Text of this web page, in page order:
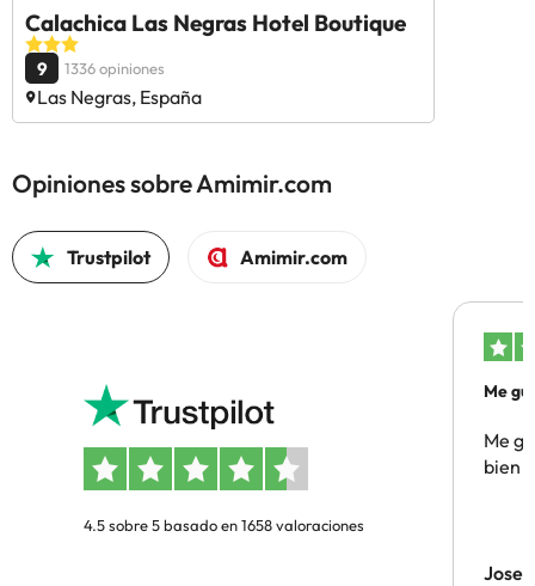
Calachica Las Negras Hotel Boutique
9 1336 opiniones
Las Negras, España
Opiniones sobre Amimir.com
Trustpilot Amimir.com
4.5 sobre 5 basado en 1658 valoraciones
Me
Me
bien
Jose